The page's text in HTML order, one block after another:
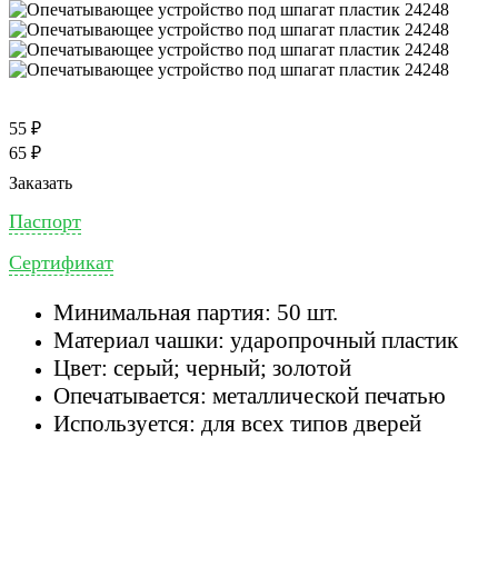
55 ₽
65 ₽
Заказать
Паспорт
Сертификат
Минимальная партия: 50 шт.
Материал чашки: ударопрочный пластик
Цвет: серый; черный; золотой
Опечатывается: металлической печатью
Используется: для всех типов дверей